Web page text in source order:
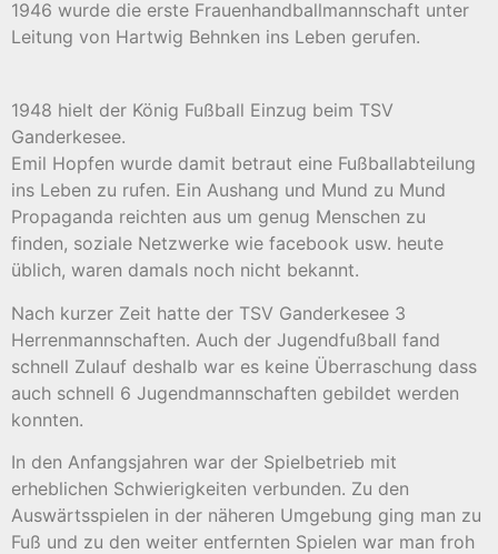
1946 wurde die erste Frauenhandballmannschaft unter
Leitung von Hartwig Behnken ins Leben gerufen.
1948 hielt der König Fußball Einzug beim TSV
Ganderkesee.
Emil Hopfen wurde damit betraut eine Fußballabteilung
ins Leben zu rufen. Ein Aushang und Mund zu Mund
Propaganda reichten aus um genug Menschen zu
finden, soziale Netzwerke wie facebook usw. heute
üblich, waren damals noch nicht bekannt.
Nach kurzer Zeit hatte der TSV Ganderkesee 3
Herrenmannschaften. Auch der Jugendfußball fand
schnell Zulauf deshalb war es keine Überraschung dass
auch schnell 6 Jugendmannschaften gebildet werden
konnten.
In den Anfangsjahren war der Spielbetrieb mit
erheblichen Schwierigkeiten verbunden. Zu den
Auswärtsspielen in der näheren Umgebung ging man zu
Fuß und zu den weiter entfernten Spielen war man froh